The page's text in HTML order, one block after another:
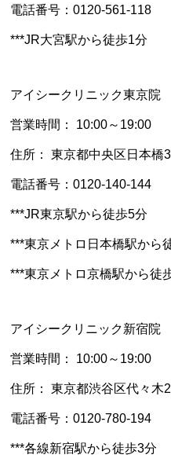
電話番号：0120-561-118
***JR大宮駅から徒歩1分
アイシークリニック東京院
営業時間： 10:00～19:00
住所： 東京都中央区日本橋
電話番号：0120-140-144
***JR東京駅から徒歩5分
***東京メトロ日本橋駅から
***東京メトロ京橋駅から徒
アイシークリニック新宿院
営業時間： 10:00～19:00
住所： 東京都渋谷区代々木
電話番号：0120-780-194
***各線新宿駅から徒歩3分